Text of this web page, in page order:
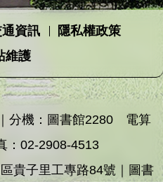
資訊
隱私權政策
維護
｜分機：圖書館2280 電算
：02-2908-4513
貴子里工專路84號｜圖書